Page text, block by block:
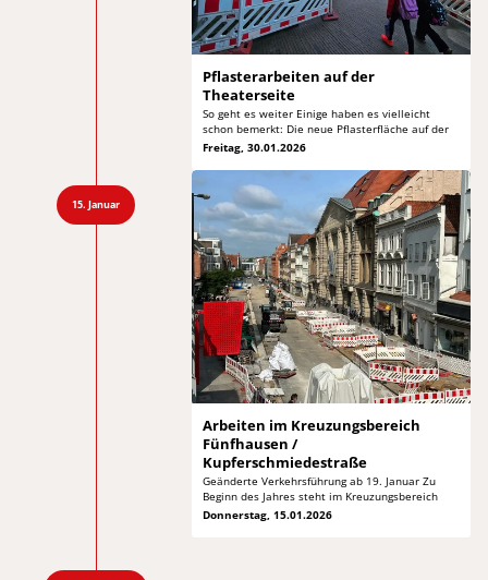
Pflasterarbeiten aufder
Theaterseite
So geht es weiter Einige haben es vielleicht
schon bemerkt: Die neue Pflasterfläche auf der
Freitag, 30.01.2026
15. Januar
Arbeiten im Kreuzungsbereich
Fünfhausen /
Kupferschmiedestraße
Geänderte Verkehrsführung ab 19. Januar Zu
Beginn des Jahres steht im Kreuzungsbereich
Donnerstag, 15.01.2026